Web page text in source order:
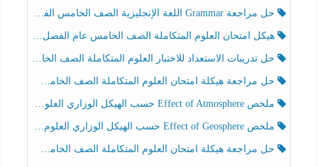
حل مراجعة Grammar اللغة الإنجليزية الصف الخامس الفصل الثالث
هيكل امتحان العلوم المتكاملة الصف الخامس عام الفصل الدراسي الثالث 2025-2026
حل تدريبات الاستعداد للاختبار العلوم المتكاملة الصف الخامس عام الفصل الثالث
حل مراجعة هيكلة امتحان العلوم المتكاملة الصف الخامس انسبير الفصل الثالث
ملخص Effect of Atmosphere حسب الهيكل الوزاري العلوم المتكاملة الصف الخامس انسبير الفصل الثالث
ملخص Effect of Geosphere حسب الهيكل الوزاري العلوم المتكاملة الصف الخامس انسبير الفصل الثالث
حل مراجعة هيكلة امتحان العلوم المتكاملة الصف الخامس عام الفصل الثالث